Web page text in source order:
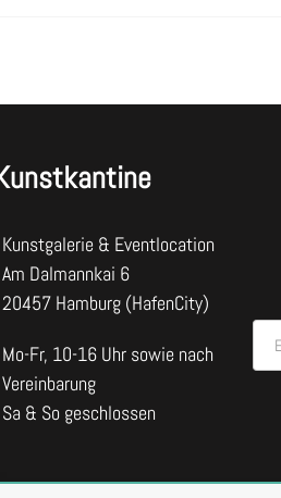
Kunstgalerie & Eventlocation
Am Dalmannkai 6
20457 Hamburg (HafenCity)
Mo-Fr, 10-16 Uhr sowie nach
Vereinbarung
Sa & So geschlossen